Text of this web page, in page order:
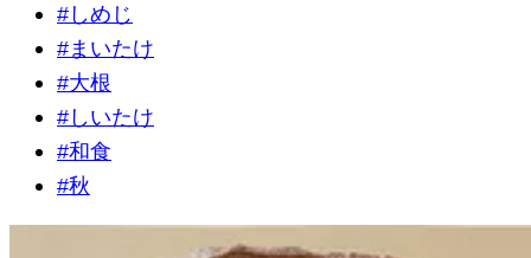
#しめじ
#まいたけ
#大根
#しいたけ
#和食
#秋